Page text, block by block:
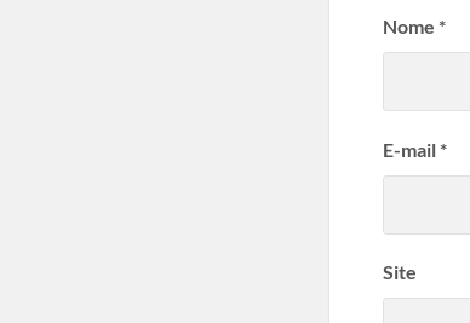
Nome *
E-mail*
Site